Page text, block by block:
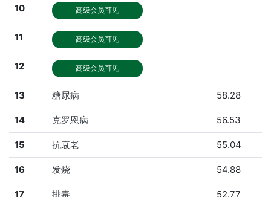
10 高级会员可见
11 高级会员可见
12 高级会员可见
13 糖尿病 58.28
14 克罗恩病 56.53
15 抗衰老 55.04
16 发烧 54.88
17 排毒 52.77